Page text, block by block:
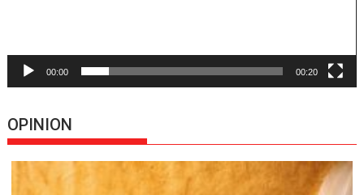
00:00 00:20
OPINION